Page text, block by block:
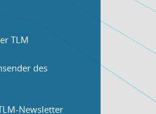
TLM
des
Newsletter